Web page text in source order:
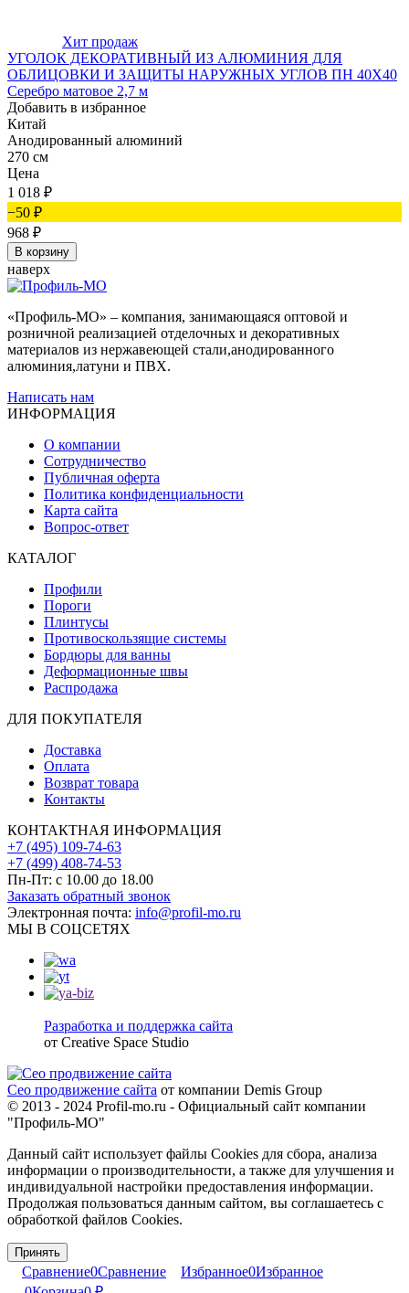
Хит продаж
УГОЛОК ДЕКОРАТИВНЫЙ ИЗ АЛЮМИНИЯ ДЛЯ
ОБЛИЦОВКИ И ЗАЩИТЫ НАРУЖНЫХ УГЛОВ ПН 40Х40
Серебро матовое 2,7 м
Добавить в избранное
Китай
Анодированный алюминий
270 см
Цена
1 018 ₽
−50 ₽
968 ₽
В корзину
наверх
«Профиль-МО» – компания, занимающаяся оптовой и
розничной реализацией отделочных и декоративных
материалов из нержавеющей стали,анодированного
алюминия,латуни и ПВХ.
Написать нам
ИНФОРМАЦИЯ
О компании
Сотрудничество
Публичная оферта
Политика конфиденциальности
Карта сайта
Вопрос-ответ
КАТАЛОГ
Профили
Пороги
Плинтусы
Противоскользящие системы
Бордюры для ванны
Деформационные швы
Распродажа
ДЛЯ ПОКУПАТЕЛЯ
Доставка
Оплата
Возврат товара
Контакты
КОНТАКТНАЯ ИНФОРМАЦИЯ
+7 (495) 109-74-63
+7 (499) 408-74-53
Пн-Пт: с 10.00 до 18.00
Заказать обратный звонок
Электронная почта: info@profil-mo.ru
МЫ В СОЦСЕТЯХ
Разработка и поддержка сайта
от Creative Space Studio
Сео продвижение сайта от компании Demis Group
© 2013 - 2024 Profil-mo.ru - Официальный сайт компании
"Профиль-МО"
Данный сайт использует файлы Cookies для сбора, анализа
информации о производительности, а также для улучшения и
индивидуальной настройки предоставления информации.
Продолжая пользоваться данным сайтом, вы соглашаетесь с
обработкой файлов Cookies.
Принять
Сравнение0Сравнение Избранное0Избранное